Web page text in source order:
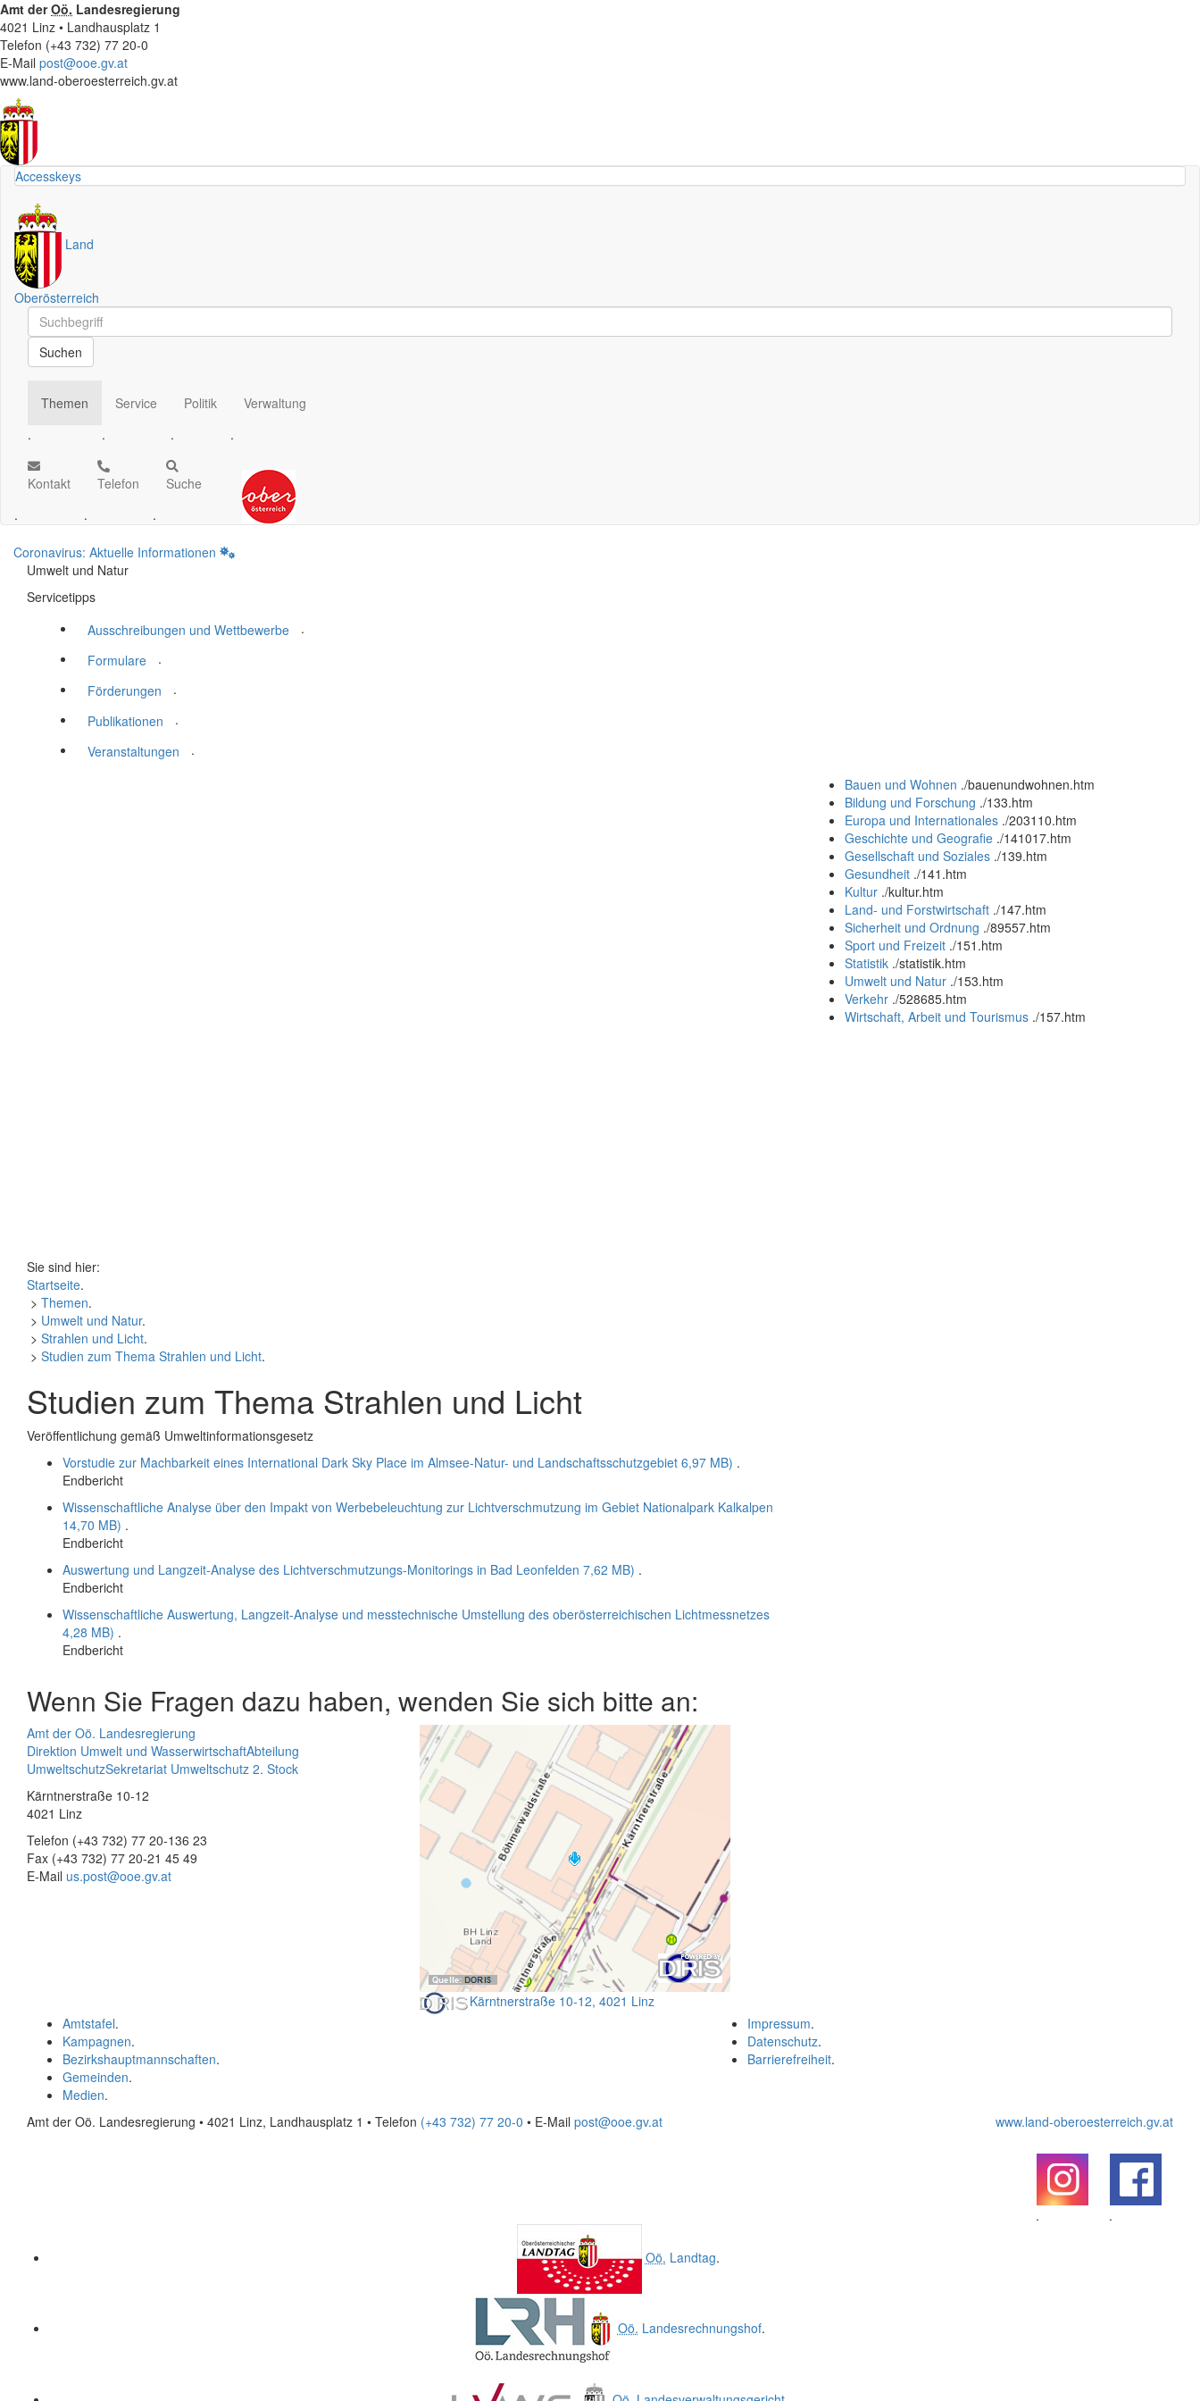
Amt derOö. Landesregierung
4021 Linz • Landhausplatz 1
Telefon (+43 732) 77 20-0
E-Mail post@ooe.gv.at
www.land-oberoesterreich.gv.at
Accesskeys
Land
Oberösterreich
Schnellsuche
Schnellsuche
Suchen
Themen
.
Service
.
Politik
.
Verwaltung
.
Kontakt
.
Telefon
.
Suche
.
Coronavirus: Aktuelle Informationen
Umwelt und Natur
Servicetipps
Ausschreibungen und Wettbewerbe
.
Formulare
.
Förderungen
.
Publikationen
.
Veranstaltungen
.
Bauen und Wohnen ./bauenundwohnen.htm
Bildung und Forschung ./133.htm
Europa und Internationales ./203110.htm
Geschichte und Geografie ./141017.htm
Gesellschaft und Soziales ./139.htm
Gesundheit ./141.htm
Kultur ./kultur.htm
Land- und Forstwirtschaft ./147.htm
Sicherheit und Ordnung ./89557.htm
Sport und Freizeit ./151.htm
Statistik ./statistik.htm
Umwelt und Natur ./153.htm
Verkehr ./528685.htm
Wirtschaft, Arbeit und Tourismus ./157.htm
Sie sind hier:
Startseite.
> Themen.
> Umwelt und Natur.
> Strahlen und Licht.
> Studien zum Thema Strahlen und Licht.
Studien zum Thema Strahlen und Licht
Veröffentlichung gemäß Umweltinformationsgesetz
Vorstudie zur Machbarkeit eines International Dark Sky Place im Almsee-Natur- und Landschaftsschutzgebiet 6,97 MB) .
Endbericht
Wissenschaftliche Analyse über den Impakt von Werbebeleuchtung zur Lichtverschmutzung im Gebiet Nationalpark Kalkalpen
14,70 MB) .
Endbericht
Auswertung und Langzeit-Analyse des Lichtverschmutzungs-Monitorings in Bad Leonfelden 7,62 MB) .
Endbericht
Wissenschaftliche Auswertung, Langzeit-Analyse und messtechnische Umstellung des oberösterreichischen Lichtmessnetzes
4,28 MB) .
Endbericht
Wenn Sie Fragen dazu haben, wenden Sie sich bitte an:
Amt der Oö. Landesregierung
Direktion Umwelt und WasserwirtschaftAbteilung
UmweltschutzSekretariat Umweltschutz 2. Stock
Kärntnerstraße 10-12
4021 Linz
Telefon (+43 732) 77 20-136 23
Fax (+43 732) 77 20-21 45 49
E-Mail us.post@ooe.gv.at
Kärntnerstraße 10-12, 4021 Linz
Impressum.
Datenschutz.
Barrierefreiheit.
Amtstafel.
Kampagnen.
Bezirkshauptmannschaften.
Gemeinden.
Medien.
Amt der Oö. Landesregierung • 4021 Linz, Landhausplatz 1 • Telefon (+43 732) 77 20-0 • E-Mail post@ooe.gv.at www.land-oberoesterreich.gv.at
.
.
Oö. Landtag.
Oö. Landesrechnungshof.